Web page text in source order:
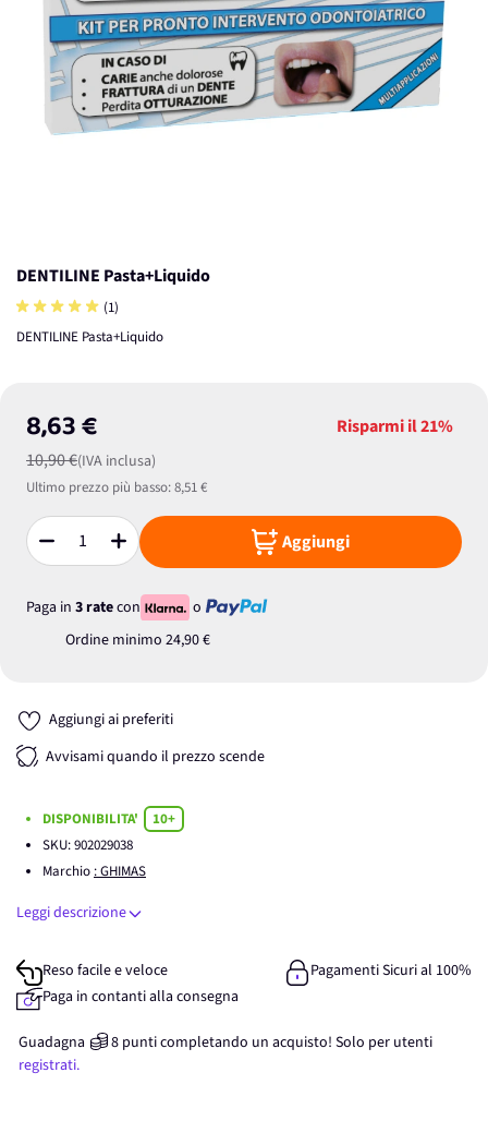
DENTILINE Pasta+Liquido
(1)
DENTILINE Pasta+Liquido
8,63 €
10,90 €(IVA inclusa)
Risparmi il21%
Ultimo prezzo più basso:8,51 €
Quantità Aggiungi
Paga in 3 ratecon
o
Ordine minimo 24,90 €
Aggiungi ai preferiti
Avvisami quando il prezzo scende
DISPONIBILITA'
10+
SKU:902029038
Marchio : GHIMAS
Leggi descrizione
Reso facile e veloce
Pagamenti Sicuri al 100%
Paga in contanti alla consegna
Guadagna 8 punticompletando un acquisto! Solo per utenti
registrati.